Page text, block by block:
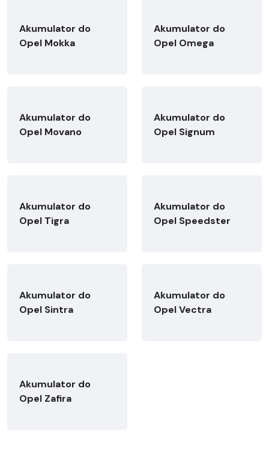
Akumulator do
Opel Mokka
Akumulator do
Opel Omega
Akumulator do
Opel Movano
Akumulator do
Opel Signum
Akumulator do
Opel Tigra
Akumulator do
Opel Speedster
Akumulator do
Opel Sintra
Akumulator do
Opel Vectra
Akumulator do
Opel Zafira